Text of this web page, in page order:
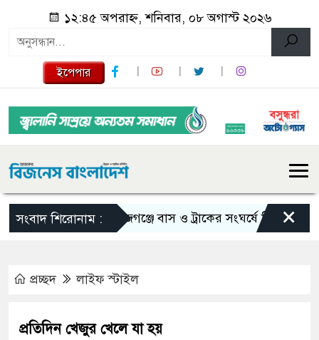
১২:৪৫ অপরাহ্ন, শনিবার, ০৮ অগাস্ট ২০২৬
ইপেপার
সংবাদ শিরোনাম :সিরাজগঞ্জে বাস ও ট্রাকের সংঘর্ষে নিহত ২ ×
প্রচ্ছদ লাইফ স্টাইল
প্রতিদিন খেজুর খেলে যা হয়